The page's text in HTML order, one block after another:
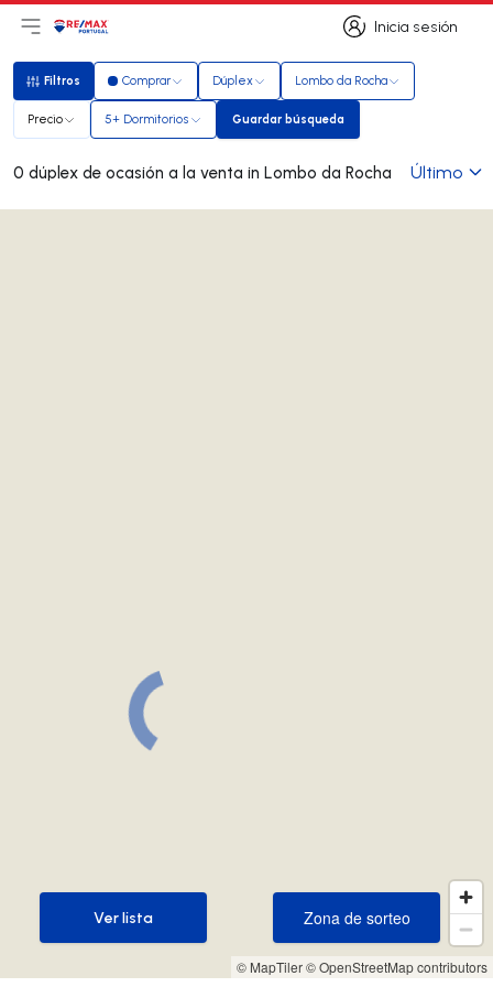
Inicia sesión
Inicia sesión
Abrir el menú principal
Logotipo
Filtros
Filtros Comprar Dúplex Lombo da Rocha
Precio 5+ Dormitorios Guardar búsqueda
Guardar búsqueda
0 dúplex de ocasión a la venta in Lombo da Rocha Último
© MapTiler© OpenStreetMap contributors
Zona de sorteo
Zona de sorteo
Ver lista
Ver lista